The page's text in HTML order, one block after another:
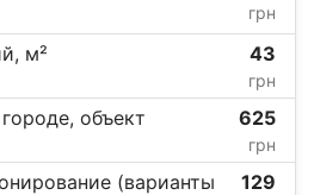
грн
м² 43
грн
объект 625
грн
(варианты
129